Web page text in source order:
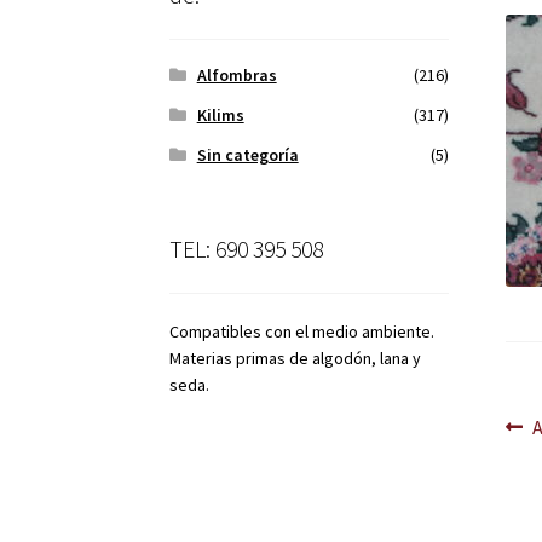
Alfombras
(216)
Kilims
(317)
Sin categoría
(5)
TEL: 690 395 508
Compatibles con el medio ambiente.
Materias primas de algodón, lana y
seda.